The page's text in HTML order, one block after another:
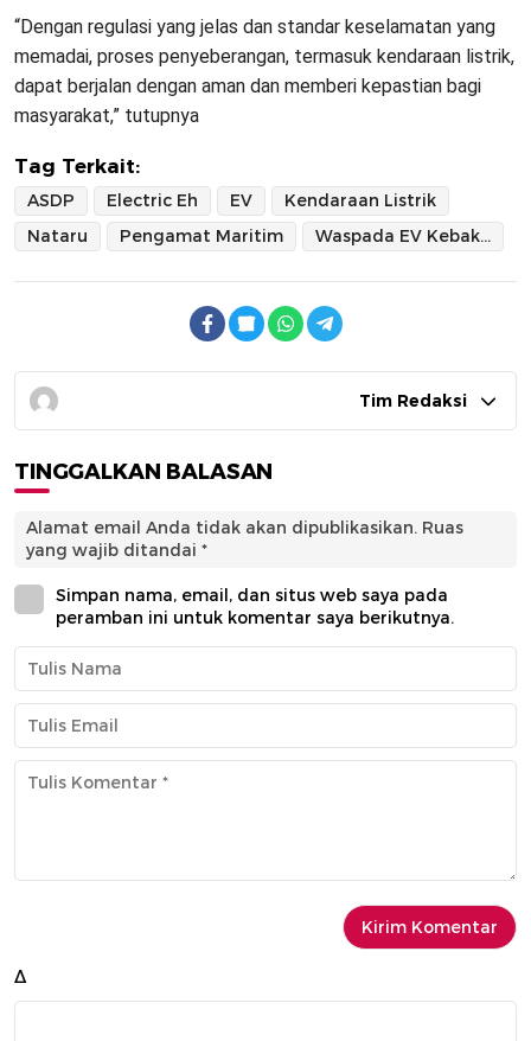
“Dengan regulasi yang jelas dan standar keselamatan yang
memadai, proses penyeberangan, termasuk kendaraan listrik,
dapat berjalan dengan aman dan memberi kepastian bagi
masyarakat,” tutupnya
Tag Terkait:
ASDP Electric Eh EV
Kendaraan Listrik
Nataru
Pengamat Maritim Waspada EV Kebakaran
Tim Redaksi
TINGGALKAN BALASAN
Alamat email Anda tidak akan dipublikasikan. Ruas
yang wajib ditandai *
Simpan nama, email, dan situs web saya pada
peramban ini untuk komentar saya berikutnya.
Δ